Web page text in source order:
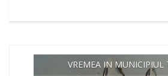
VREMEA ÎN MUNICIPIUL